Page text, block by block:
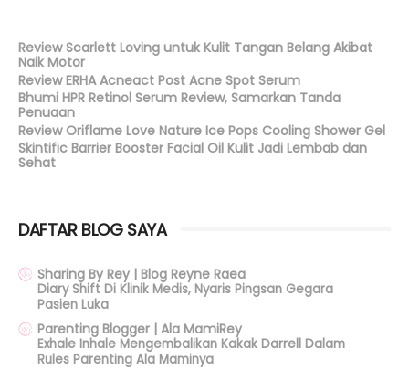
Review Scarlett Loving untuk Kulit Tangan Belang Akibat
Naik Motor
Review ERHA Acneact Post Acne Spot Serum
Bhumi HPR Retinol Serum Review, Samarkan Tanda
Penuaan
Review Oriflame Love Nature Ice Pops Cooling Shower Gel
Skintific Barrier Booster Facial Oil Kulit Jadi Lembab dan
Sehat
DAFTAR BLOG SAYA
Sharing By Rey | Blog Reyne Raea
Diary Shift Di Klinik Medis, Nyaris Pingsan Gegara
Pasien Luka
Parenting Blogger | Ala MamiRey
Exhale Inhale Mengembalikan Kakak Darrell Dalam
Rules Parenting Ala Maminya